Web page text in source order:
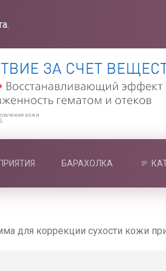
БАРАХОЛКА
для коррекции сухости кожи